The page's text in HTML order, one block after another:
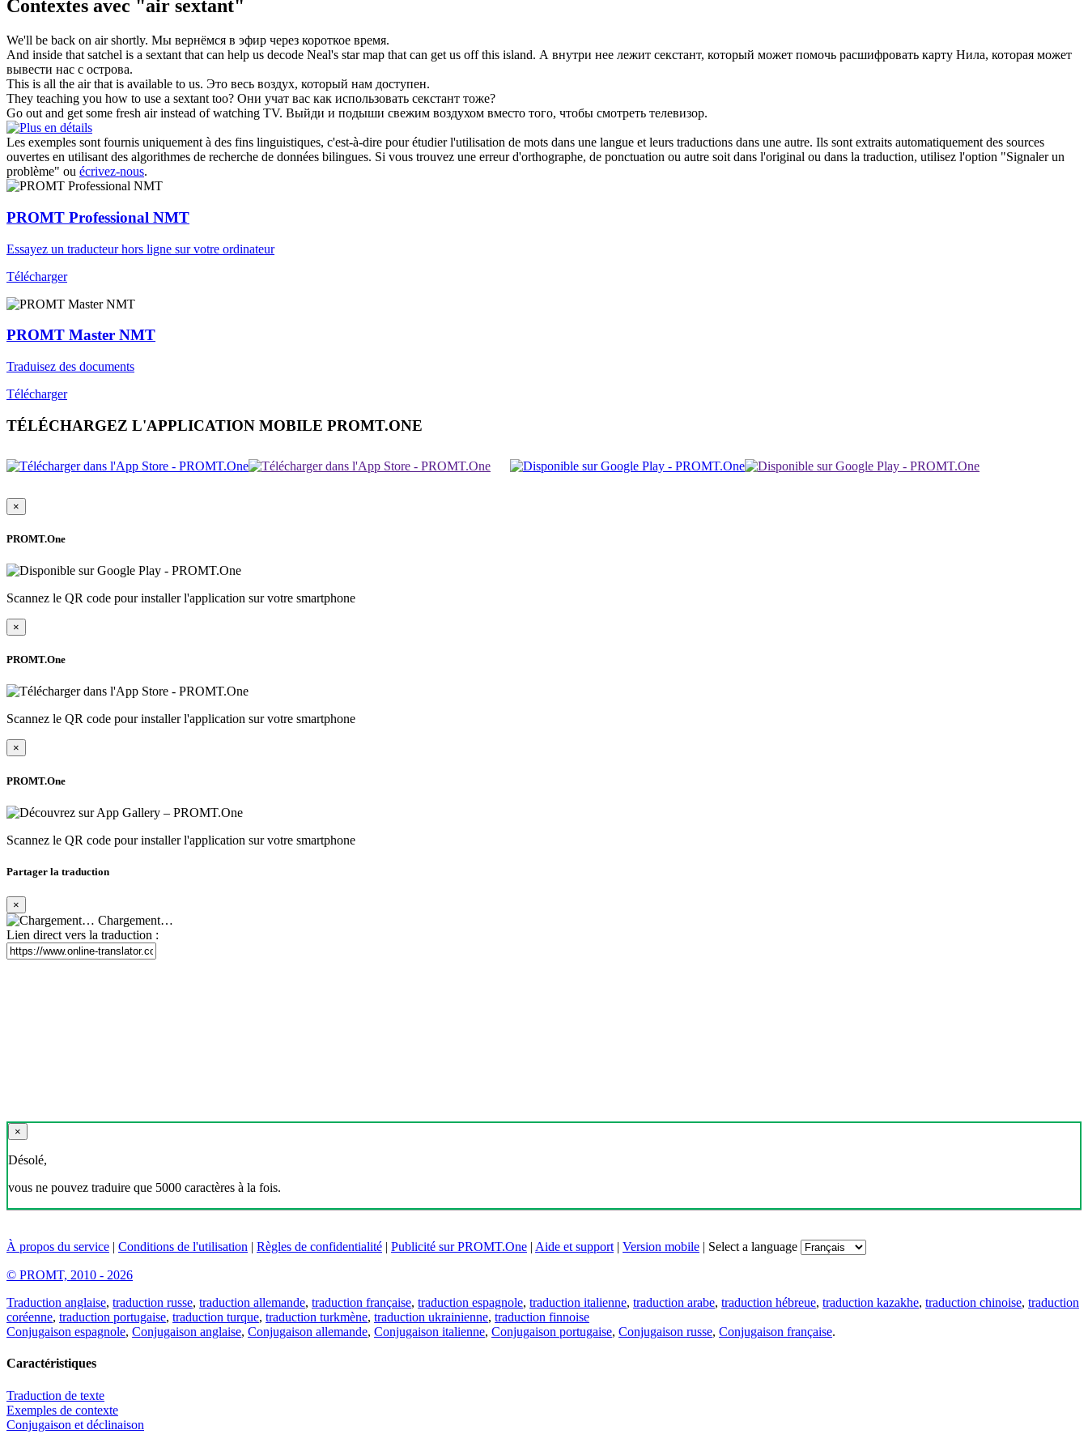
Contextes avec "air sextant"
We'll be back on airshortly. Мы вернёмся в эфир через короткое время.
And inside that satchel is a sextant that can help us decode Neal's star map that can get us off this island. А внутри нее лежит секстант, который может помочь расшифровать карту Нила, которая может
вывести нас с острова.
This is all the airthat is available to us. Это весь воздух, который нам доступен.
They teaching you how to use a sextant too? Они учат вас как использовать секстант тоже?
Go out and get some fresh airinstead of watching TV. Выйди и подыши свежим воздухом вместо того, чтобы смотреть телевизор.
Les exemples sont fournis uniquement à des fins linguistiques, c'est-à-dire pour étudier l'utilisation de mots dans une langue et leurs traductions dans une autre. Ils sont extraits automatiquement des sources
ouvertes en utilisant des algorithmes de recherche de données bilingues. Si vous trouvez une erreur d'orthographe, de ponctuation ou autre soit dans l'original ou dans la traduction, utilisez l'option "Signaler un
problème" ou écrivez-nous.
PROMT Professional NMT
Essayez un traducteur hors ligne sur votre ordinateur
Télécharger
PROMT Master NMT
Traduisez des documents
Télécharger
TÉLÉCHARGEZ L'APPLICATION MOBILE PROMT.ONE
×
PROMT.One
Scannez le QR code pour installer l'application sur votre smartphone
×
PROMT.One
Scannez le QR code pour installer l'application sur votre smartphone
×
PROMT.One
Scannez le QR code pour installer l'application sur votre smartphone
Partager la traduction
×
Chargement…
Lien direct vers la traduction :
×
Désolé,
vous ne pouvez traduire que 5000 caractères à la fois.
À propos du service | Conditions de l'utilisation | Règles de confidentialité | Publicité sur PROMT.One | Aide et support | Version mobile | Select a language
© PROMT, 2010 - 2026
Traduction anglaise, traduction russe, traduction allemande, traduction française, traduction espagnole, traduction italienne, traduction arabe, traduction hébreue, traduction kazakhe, traduction chinoise, traduction
coréenne, traduction portugaise, traduction turque, traduction turkmène, traduction ukrainienne, traduction finnoise
Conjugaison espagnole, Conjugaison anglaise, Conjugaison allemande, Conjugaison italienne, Conjugaison portugaise, Conjugaison russe, Conjugaison française.
Caractéristiques
Traduction de texte
Exemples de contexte
Conjugaison et déclinaison